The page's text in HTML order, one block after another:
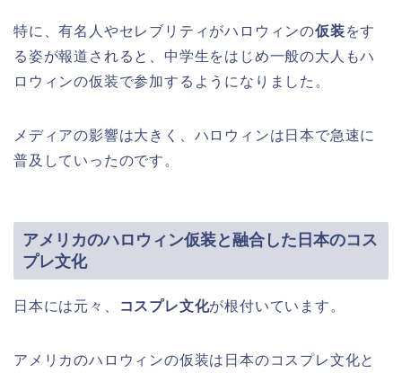
特に、有名人やセレブリティがハロウィンの仮装をす
る姿が報道されると、中学生をはじめ一般の大人もハ
ロウィンの仮装で参加するようになりました。
メディアの影響は大きく、ハロウィンは日本で急速に
普及していったのです。
アメリカのハロウィン仮装と融合した日本のコス
プレ文化
日本には元々、 コスプレ文化が根付いています。
アメリカのハロウィンの仮装は日本のコスプレ文化と